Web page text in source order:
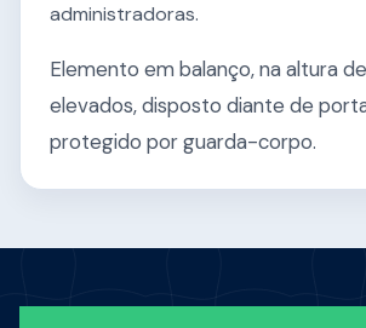
administradoras.
Elemento em balanço, na altura
elevados, disposto diante de
protegido por guarda-corpo.